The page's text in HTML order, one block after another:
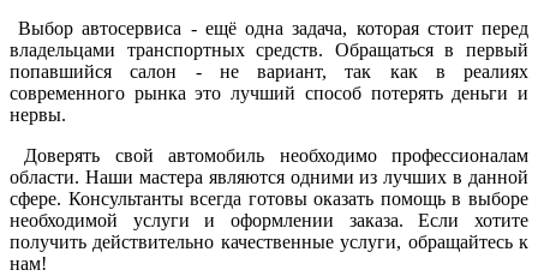
Выбор автосервиса - ещё одна задача, которая стоит перед
владельцами транспортных средств. Обращаться в первый
попавшийся салон - не вариант, так как в реалиях
современного рынка это лучший способ потерять деньги и
нервы.
Доверять свой автомобиль необходимо профессионалам
области. Наши мастера являются одними из лучших в данной
сфере. Консультанты всегда готовы оказать помощь в выборе
необходимой услуги и оформлении заказа. Если хотите
получить действительно качественные услуги, обращайтесь к
нам!